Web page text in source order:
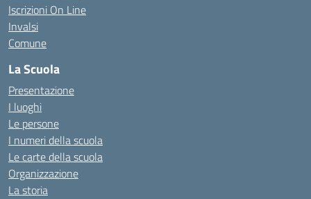
Iscrizioni On Line
Invalsi
Comune
La Scuola
Presentazione
I luoghi
Le persone
I numeri della scuola
Le carte della scuola
Organizzazione
La storia